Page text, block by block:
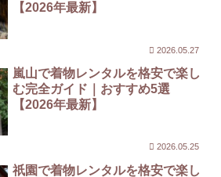
【2026年最新】
2026.05.27
嵐山で着物レンタルを格安で楽し
む完全ガイド｜おすすめ5選
【2026年最新】
2026.05.25
祇園で着物レンタルを格安で楽し